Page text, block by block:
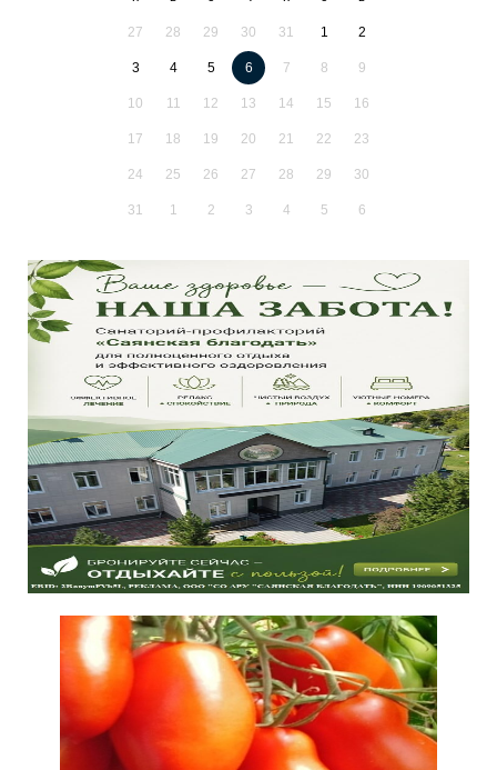
27 28 29 30 31 1 2
3 4 5 6 7 8 9
10 11 12 13 14 15 16
17 18 19 20 21 22 23
24 25 26 27 28 29 30
31 1 2 3 4 5 6